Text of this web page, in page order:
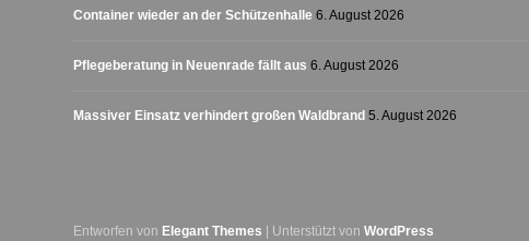
Container wieder an der Schützenhalle 6. August 2026
Pflegeberatung in Neuenrade fällt aus 6. August 2026
Massiver Einsatz verhindert großen Waldbrand 5. August 2026
Entworfen von Elegant Themes | Unterstützt vonWordPress